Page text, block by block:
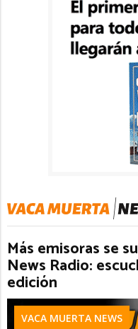
Más emisoras se
News Radio:
edición
VACA MUERTA NEWS